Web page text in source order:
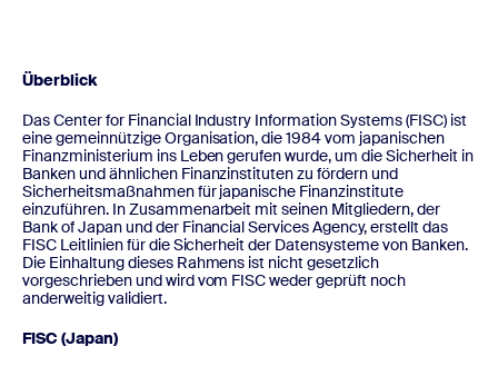
Überblick
Das Center for Financial Industry Information Systems (FISC) ist
eine gemeinnützige Organisation, die 1984 vom japanischen
Finanzministerium ins Leben gerufen wurde, um die Sicherheit in
Banken und ähnlichen Finanzinstituten zu fördern und
Sicherheitsmaßnahmen für japanische Finanzinstitute
einzuführen. In Zusammenarbeit mit seinen Mitgliedern, der
Bank of Japan und der Financial Services Agency, erstellt das
FISC Leitlinien für die Sicherheit der Datensysteme von Banken.
Die Einhaltung dieses Rahmens ist nicht gesetzlich
vorgeschrieben und wird vom FISC weder geprüft noch
anderweitig validiert.
FISC (Japan)